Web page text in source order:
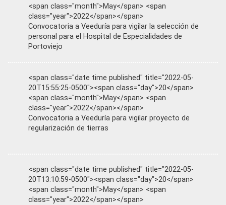
<span class="month">May</span> <span
class="year">2022</span></span>
Convocatoria a Veeduría para vigilar la selección de
personal para el Hospital de Especialidades de
Portoviejo
<span class="date time published" title="2022-05-
20T15:55:25-0500"><span class="day">20</span>
<span class="month">May</span> <span
class="year">2022</span></span>
Convocatoria a Veeduría para vigilar proyecto de
regularización de tierras
<span class="date time published" title="2022-05-
20T13:10:59-0500"><span class="day">20</span>
<span class="month">May</span> <span
class="year">2022</span></span>